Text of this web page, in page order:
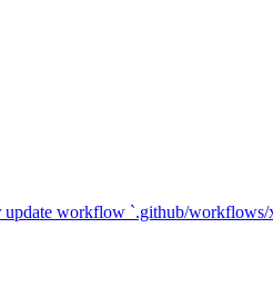
workflow `.github/